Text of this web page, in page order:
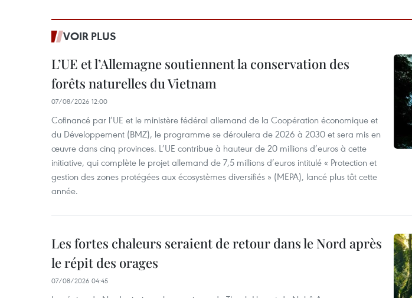
VOIR PLUS
L’UE et l’Allemagne soutiennent la conservation des
forêts naturelles du Vietnam
07/08/2026 12:00
Cofinancé par l’UE et le ministère fédéral allemand de la Coopération économique et
du Développement (BMZ), le programme se déroulera de 2026 à 2030 et sera mis en
œuvre dans cinq provinces. L’UE contribue à hauteur de 20 millions d’euros à cette
initiative, qui complète le projet allemand de 7,5 millions d’euros intitulé « Protection et
gestion des zones protégées aux écosystèmes diversifiés » (MEPA), lancé plus tôt cette
année.
Les fortes chaleurs seraient de retour dans le Nord après
le répit des orages
07/08/2026 04:45